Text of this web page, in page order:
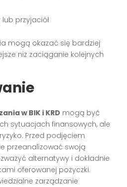
przyjaciół
mogą okazać się bardziej
niż zaciąganie kolejnych
w BIK i KRD mogą być
sytuacjach finansowych, ale
Przed podjęciem
przeanalizować swoją
alternatywy i dokładnie
oferowanej pożyczki.
zarządzanie